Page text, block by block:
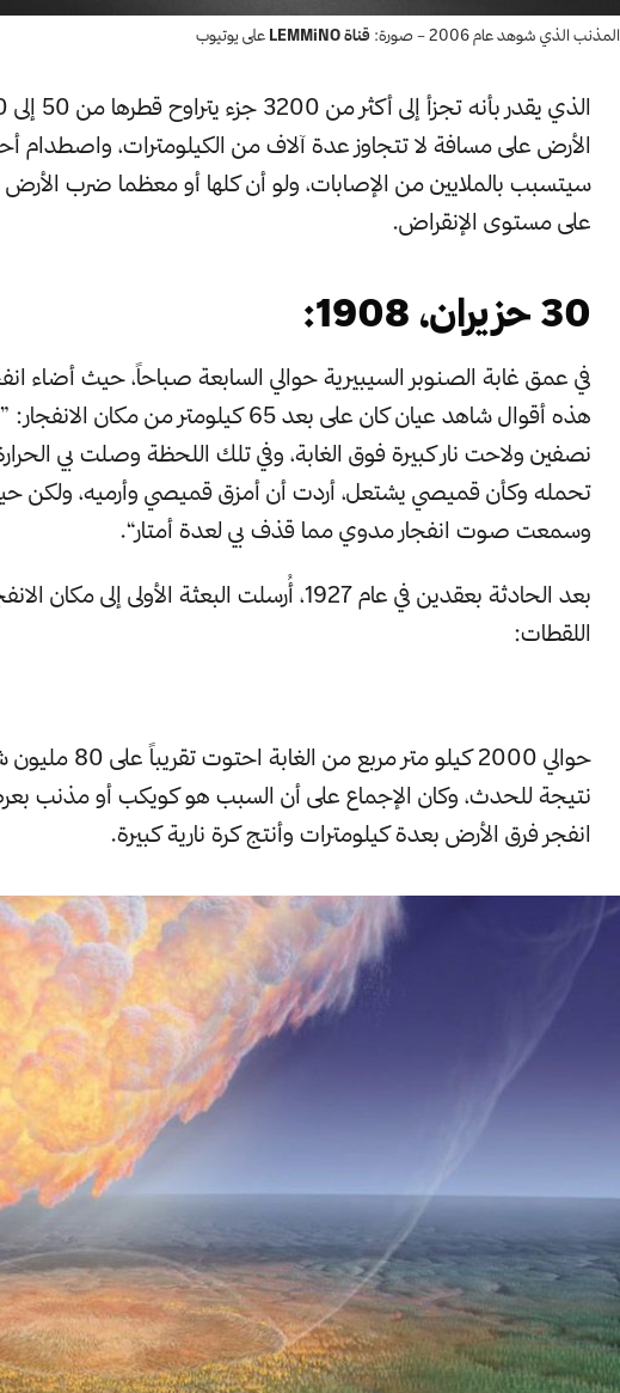
المذنب الذي شوهد عام 2006 – صورة: قناة LEMMiNO على يوتيوب
الأرض على مسافة لا تتجاوز عدة آلاف من الكيلومترات، واصطدام
سيتسبب بالملايين من الإصابات، ولو أن كلها أو معظما ضرب
على مستوى الإنقراض.
30 حزيران، 1908:
في عمق غابة الصنوبر السيبيرية حوالي السابعة صباحاً، حيث أضاء
هذه أقوال شاهد عيان كان على بعد 65 كيلومتر من
نصفين ولاحت نار كبيرة فوق الغابة، وفي تلك اللحظة وصلت بي
تحمله وكأن قميصي يشتعل، أردت أن أمزق قميصي وأرميه، ولكن
وسمعت صوت انفجار مدوي مما قذف بي لعدة أمتار“.
بعد الحادثة بعقدين في عام 1927، أُرسلت البعثة الأولى
اللقطات:
حوالي 2000 كيلو متر
انفجر فرق الأرض بعدة كيلومترات وأنتج كرة نارية كبيرة.